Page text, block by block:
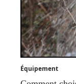
Équipement